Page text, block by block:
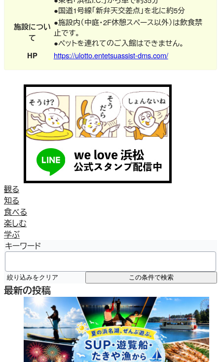
●国道1号線「新弁天交差点」を北に約5分
施設につい
て
●施設内（中庭・2F休憩スペース以外）は飲食禁
止です。
●ペットを連れてのご入館はできません。
HP https://ulotto.entetsuassist-dms.com/
観る
知る
食べる
楽しむ
学ぶ
キーワード
絞り込みをクリア この条件で検索
最新の投稿